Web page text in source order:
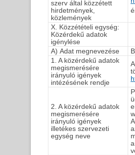
szerv által közzétett
hirdetmények,
közlemények
X. Közzétételi egység:
Közérdekű adatok
igénylése
A) Adat megnevezése
1. A közérdekű adatok
megismerésére
irányuló igények
intézésének rendje
2. A közérdekű adatok
megismerésére
irányuló igények
illetékes szervezeti
egység neve